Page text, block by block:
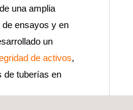
una amplia
de ensayos y en
un
de activos,
de tuberías en